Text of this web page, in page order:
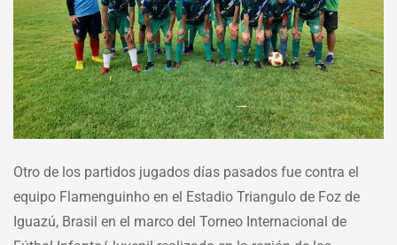
Otro de los partidos jugados días pasados fue contra el
equipo Flamenguinho en el Estadio Triangulo de Foz de
Iguazú, Brasil en el marco del Torneo Internacional de